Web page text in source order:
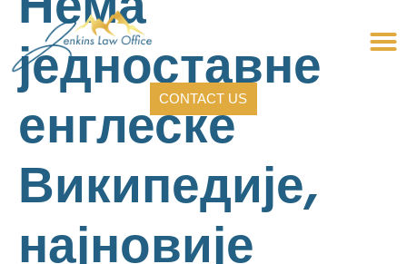
CONTACT US
једноставне
енглеске
Википедије,
најновије